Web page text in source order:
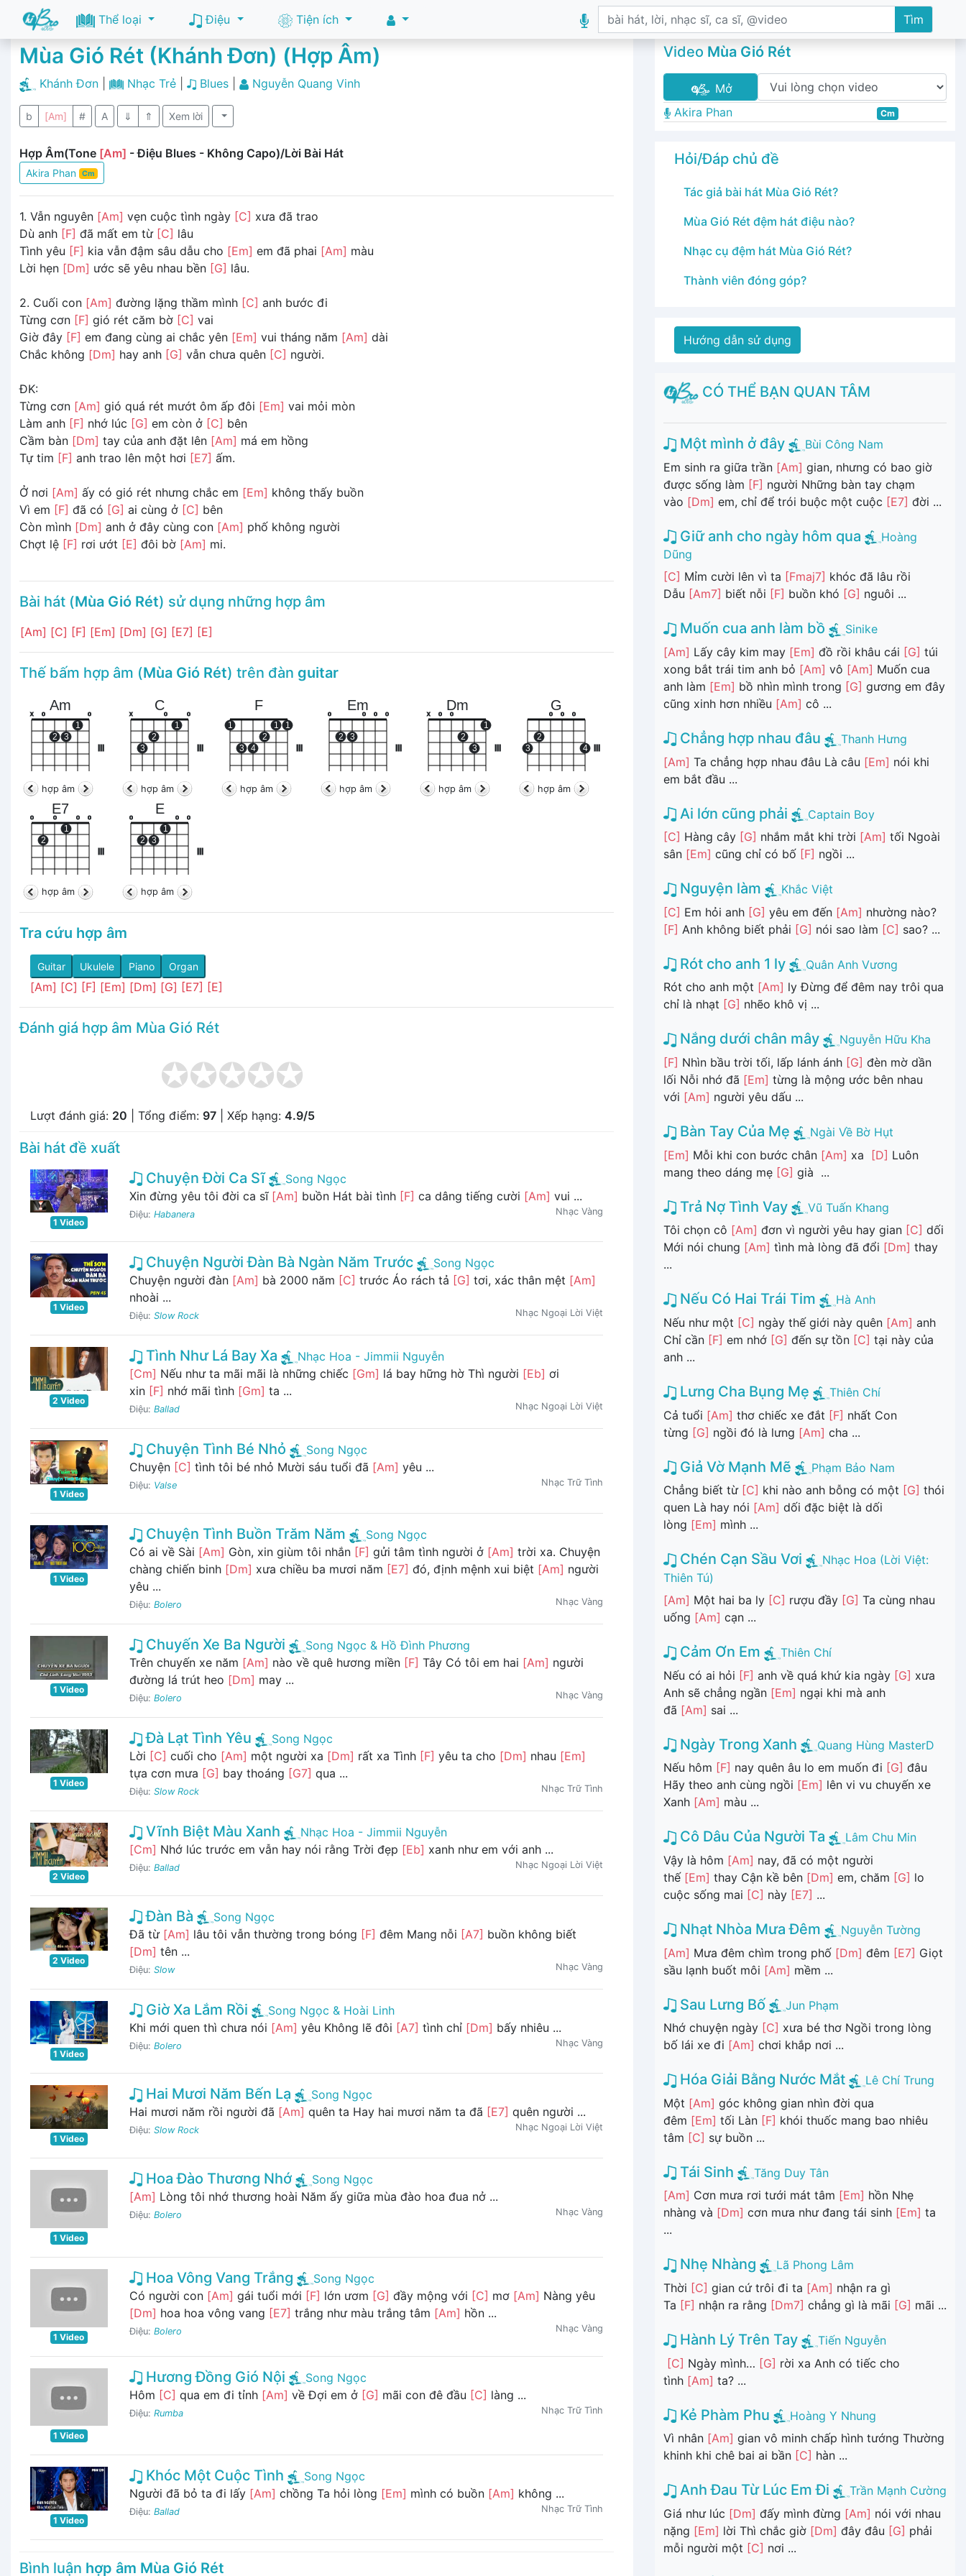
Thể loại Điệu Tiện ích Tìm
Mùa Gió Rét (Khánh Đơn) (Hợp Âm)
Khánh Đơn Nhạc Trẻ| Blues Nguyễn Quang Vinh
b [Am] # A ⇓ ⇑ Xem lời
Hợp Âm(Tone [Am] - Điệu Blues - Không Capo)/Lời Bài Hát
Akira Phan Cm
1. Vẫn nguyên [Am] vẹn cuộc tình ngày [C] xưa đã trao
Dù anh [F] đã mất em từ [C] lâu
Tình yêu [F] kia vẫn đậm sâu dẫu cho [Em] em đã phai [Am] màu
Lời hẹn [Dm] ước sẽ yêu nhau bền [G] lâu.
2. Cuối con [Am] đường lặng thầm mình [C] anh bước đi
Từng cơn [F] gió rét căm bờ [C] vai
Giờ đây [F] em đang cùng ai chắc yên [Em] vui tháng năm [Am] dài
Chắc không [Dm] hay anh [G] vẫn chưa quên [C] người.
ĐK:
Từng cơn [Am] gió quá rét mướt ôm ấp đôi [Em] vai mỏi mòn
Làm anh [F] nhớ lúc [G] em còn ở [C] bên
Cầm bàn [Dm] tay của anh đặt lên [Am] má em hồng
Tự tim [F] anh trao lên một hơi [E7] ấm.
Ở nơi [Am] ấy có gió rét nhưng chắc em [Em] không thấy buồn
Vì em [F] đã có [G] ai cùng ở [C] bên
Còn mình [Dm] anh ở đây cùng con [Am] phố không người
Chợt lệ [F] rơi ướt [E] đôi bờ [Am] mi.
Bài hát (Mùa Gió Rét) sử dụng những hợp âm
[Am] [C] [F] [Em] [Dm] [G] [E7] [E]
Thế bấm hợp âm (Mùa Gió Rét) trên đàn guitar
Am
x o
2 3
1
o
hợp âm
C
x
3
2
o
1
o
hợp âm
F
1
3 4
2
1 1
hợp âm
Em
o
2 3
o o o
hợp âm
Dm
x o o
2
3
1
hợp âm
G
3
2
o o o
4
hợp âm
E7
o
2
o
1
o o
hợp âm
E
o
2 3
1
o o
hợp âm
Tra cứu hợp âm
Guitar Ukulele Piano Organ
[Am] [C] [F] [Em] [Dm] [G] [E7] [E]
Đánh giá hợp âm Mùa Gió Rét
Lượt đánh giá: 20 | Tổng điểm: 97 | Xếp hạng: 4.9/5
Bài hát đề xuất
1 Video
Chuyện Đời Ca Sĩ
Song Ngọc
Xin đừng yêu tôi đời ca sĩ [Am] buồn Hát bài tình [F] ca dâng tiếng cười [Am] vui ...
Điệu: Habanera Nhạc Vàng
1 Video
Chuyện Người Đàn Bà Ngàn Năm Trước
Song Ngọc
Chuyện người đàn [Am] bà 2000 năm [C] trước Áo rách tả [G] tơi, xác thân mệt [Am]
nhoài ...
Điệu: Slow Rock Nhạc Ngoại Lời Việt
2 Video
Tình Như Lá Bay Xa
Nhạc Hoa - Jimmii Nguyễn
[Cm] Nếu như ta mãi mãi là những chiếc [Gm] lá bay hững hờ Thì người [Eb] ơi
xin [F] nhớ mãi tình [Gm] ta ...
Điệu: Ballad Nhạc Ngoại Lời Việt
1 Video
Chuyện Tình Bé Nhỏ
Song Ngọc
Chuyện [C] tình tôi bé nhỏ Mười sáu tuổi đã [Am] yêu ...
Điệu: Valse Nhạc Trữ Tình
1 Video
Chuyện Tình Buồn Trăm Năm
Song Ngọc
Có ai về Sài [Am] Gòn, xin giùm tôi nhắn [F] gửi tâm tình người ở [Am] trời xa. Chuyện
chàng chiến binh [Dm] xưa chiều ba mươi năm [E7] đó, định mệnh xui biệt [Am] người
yêu ...
Điệu: Bolero Nhạc Vàng
1 Video
Chuyến Xe Ba Người
Song Ngọc & Hồ Đình Phương
Trên chuyến xe năm [Am] nào về quê hương miền [F] Tây Có tôi em hai [Am] người
đường lá trút heo [Dm] may ...
Điệu: Bolero Nhạc Vàng
1 Video
Đà Lạt Tình Yêu
Song Ngọc
Lời [C] cuối cho [Am] một người xa [Dm] rất xa Tình [F] yêu ta cho [Dm] nhau [Em]
tựa cơn mưa [G] bay thoáng [G7] qua ...
Điệu: Slow Rock Nhạc Trữ Tình
2 Video
Vĩnh Biệt Màu Xanh
Nhạc Hoa - Jimmii Nguyễn
[Cm] Nhớ lúc trước em vẫn hay nói rằng Trời đẹp [Eb] xanh như em với anh ...
Điệu: Ballad Nhạc Ngoại Lời Việt
2 Video
Đàn Bà
Song Ngọc
Đã từ [Am] lâu tôi vẫn thường trong bóng [F] đêm Mang nỗi [A7] buồn không biết
[Dm] tên ...
Điệu: Slow Nhạc Vàng
1 Video
Giờ Xa Lắm Rồi
Song Ngọc & Hoài Linh
Khi mới quen thì chưa nói [Am] yêu Không lẽ đôi [A7] tình chỉ [Dm] bấy nhiêu ...
Điệu: Bolero Nhạc Vàng
1 Video
Hai Mươi Năm Bến Lạ
Song Ngọc
Hai mươi năm rồi người đã [Am] quên ta Hay hai mươi năm ta đã [E7] quên người ...
Điệu: Slow Rock Nhạc Ngoại Lời Việt
1 Video
Hoa Đào Thương Nhớ
Song Ngọc
[Am] Lòng tôi nhớ thương hoài Năm ấy giữa mùa đào hoa đua nở ...
Điệu: Bolero Nhạc Vàng
1 Video
Hoa Vông Vang Trắng
Song Ngọc
Có người con [Am] gái tuổi mới [F] lớn ươm [G] đầy mộng với [C] mơ [Am] Nàng yêu
[Dm] hoa hoa vông vang [E7] trắng như màu trắng tâm [Am] hồn ...
Điệu: Bolero Nhạc Vàng
1 Video
Hương Đồng Gió Nội
Song Ngọc
Hôm [C] qua em đi tỉnh [Am] về Đợi em ở [G] mãi con đê đầu [C] làng ...
Điệu: Rumba Nhạc Trữ Tình
1 Video
Khóc Một Cuộc Tình
Song Ngọc
Người đã bỏ ta đi lấy [Am] chồng Ta hỏi lòng [Em] mình có buồn [Am] không ...
Điệu: Ballad Nhạc Trữ Tình
Bình luận hợp âm Mùa Gió Rét
Video Mùa Gió Rét
Mở
Akira Phan
Cm
Hỏi/Đáp chủ đề
Tác giả bài hát Mùa Gió Rét?
Mùa Gió Rét đệm hát điệu nào?
Nhạc cụ đệm hát Mùa Gió Rét?
Thành viên đóng góp?
Hướng dẫn sử dụng
CÓ THỂ BẠN QUAN TÂM
Một mình ở đây
Bùi Công Nam
Em sinh ra giữa trần [Am] gian, nhưng có bao giờ
được sống làm [F] người Những bàn tay chạm
vào [Dm] em, chỉ để trói buộc một cuộc [E7] đời ...
Giữ anh cho ngày hôm qua
Hoàng
Dũng
[C] Mỉm cười lên vì ta [Fmaj7] khóc đã lâu rồi
Dẫu [Am7] biết nỗi [F] buồn khó [G] nguôi ...
Muốn cua anh làm bồ
Sinike
[Am] Lấy cây kim may [Em] đồ rồi khâu cái [G] túi
xong bắt trái tim anh bỏ [Am] vô [Am] Muốn cua
anh làm [Em] bồ nhìn mình trong [G] gương em đây
cũng xinh hơn nhiều [Am] cô ...
Chẳng hợp nhau đâu
Thanh Hưng
[Am] Ta chẳng hợp nhau đâu Là câu [Em] nói khi
em bắt đầu ...
Ai lớn cũng phải
Captain Boy
[C] Hàng cây [G] nhắm mắt khi trời [Am] tối Ngoài
sân [Em] cũng chỉ có bố [F] ngồi ...
Nguyện làm
Khắc Việt
[C] Em hỏi anh [G] yêu em đến [Am] nhường nào?
[F] Anh không biết phải [G] nói sao làm [C] sao? ...
Rót cho anh 1 ly
Quân Anh Vương
Rót cho anh một [Am] ly Đừng để đêm nay trôi qua
chỉ là nhạt [G] nhẽo khô vị ...
Nắng dưới chân mây
Nguyễn Hữu Kha
[F] Nhìn bầu trời tối, lấp lánh ánh [G] đèn mờ dần
lối Nỗi nhớ đã [Em] từng là mộng ước bên nhau
với [Am] người yêu dấu ...
Bàn Tay Của Mẹ
Ngài Về Bờ Hụt
[Em] Mỗi khi con bước chân [Am] xa [D] Luôn
mang theo dáng mẹ [G] già ...
Trả Nợ Tình Vay
Vũ Tuấn Khang
Tôi chọn cô [Am] đơn vì người yêu hay gian [C] dối
Mới nói chung [Am] tình mà lòng đã đổi [Dm] thay
...
Nếu Có Hai Trái Tim
Hà Anh
Nếu như một [C] ngày thế giới này quên [Am] anh
Chỉ cần [F] em nhớ [G] đến sự tồn [C] tại này của
anh ...
Lưng Cha Bụng Mẹ
Thiên Chí
Cả tuổi [Am] thơ chiếc xe đắt [F] nhất Con
từng [G] ngồi đó là lưng [Am] cha ...
Giả Vờ Mạnh Mẽ
Phạm Bảo Nam
Chẳng biết từ [C] khi nào anh bỗng có một [G] thói
quen Là hay nói [Am] dối đặc biệt là dối
lòng [Em] mình ...
Chén Cạn Sầu Vơi
Nhạc Hoa (Lời Việt:
Thiên Tú)
[Am] Một hai ba ly [C] rượu đầy [G] Ta cùng nhau
uống [Am] cạn ...
Cảm Ơn Em
Thiên Chí
Nếu có ai hỏi [F] anh về quá khứ kia ngày [G] xưa
Anh sẽ chẳng ngần [Em] ngại khi mà anh
đã [Am] sai ...
Ngày Trong Xanh
Quang Hùng MasterD
Nếu hôm [F] nay quên âu lo em muốn đi [G] đâu
Hãy theo anh cùng ngồi [Em] lên vi vu chuyến xe
Xanh [Am] màu ...
Cô Dâu Của Người Ta
Lâm Chu Min
Vậy là hôm [Am] nay, đã có một người
thế [Em] thay Cận kề bên [Dm] em, chăm [G] lo
cuộc sống mai [C] này [E7] ...
Nhạt Nhòa Mưa Đêm
Nguyễn Tường
[Am] Mưa đêm chìm trong phố [Dm] đêm [E7] Giọt
sầu lạnh buốt môi [Am] mềm ...
Sau Lưng Bố
Jun Phạm
Nhớ chuyện ngày [C] xưa bé thơ Ngồi trong lòng
bố lái xe đi [Am] chơi khắp nơi ...
Hóa Giải Bằng Nước Mắt
Lê Chí Trung
Một [Am] góc không gian nhìn đời qua
đêm [Em] tối Làn [F] khói thuốc mang bao nhiêu
tâm [C] sự buồn ...
Tái Sinh
Tăng Duy Tân
[Am] Cơn mưa rơi tưới mát tâm [Em] hồn Nhẹ
nhàng và [Dm] cơn mưa như đang tái sinh [Em] ta
...
Nhẹ Nhàng
Lã Phong Lâm
Thời [C] gian cứ trôi đi ta [Am] nhận ra gì
Ta [F] nhận ra rằng [Dm7] chẳng gì là mãi [G] mãi ...
Hành Lý Trên Tay
Tiến Nguyễn
[C] Ngày mình… [G] rời xa Anh có tiếc cho
tình [Am] ta? ...
Kẻ Phàm Phu
Hoàng Y Nhung
Vì nhân [Am] gian vô minh chấp hình tướng Thường
khinh khi chê bai ai bần [C] hàn ...
Anh Đau Từ Lúc Em Đi
Trần Mạnh Cường
Giá như lúc [Dm] đấy mình đừng [Am] nói với nhau
nặng [Em] lời Thì chắc giờ [Dm] đây đâu [G] phải
mỗi người một [C] nơi ...